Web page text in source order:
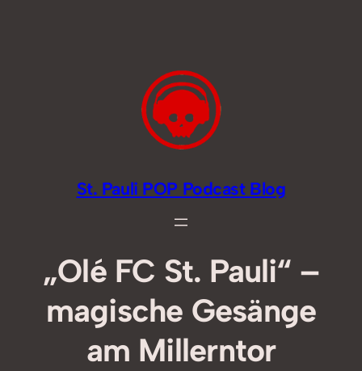
St. Pauli POP Podcast Blog
„Olé FC St. Pauli“ –
magische Gesänge
am Millerntor